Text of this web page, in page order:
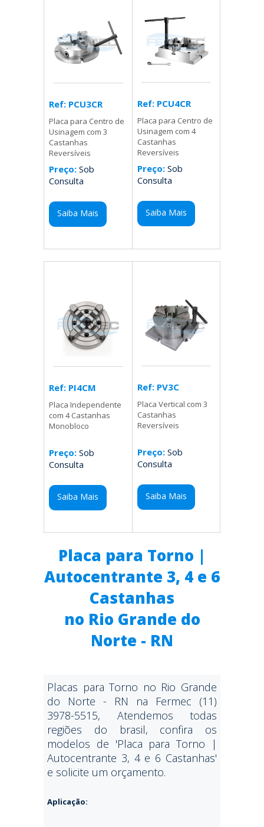
Ref: PCU3CR
Placa para Centro de
Usinagem com 3
Castanhas
Reversíveis
Preço: Sob
Consulta
Saiba Mais
Ref: PCU4CR
Placa para Centro de
Usinagem com 4
Castanhas
Reversíveis
Preço:Sob
Consulta
Saiba Mais
Ref: PI4CM
Placa Independente
com 4 Castanhas
Monobloco
Preço: Sob
Consulta
Saiba Mais
Ref: PV3C
Placa Vertical com 3
Castanhas
Reversíveis
Preço:Sob
Consulta
Saiba Mais
Placa para Torno |
Autocentrante 3, 4 e 6
Castanhas
no Rio Grande do
Norte - RN
Placas para Torno no Rio Grande
do Norte - RN na Fermec (11)
3978-5515, Atendemos todas
regiões do brasil, confira os
modelos de 'Placa para Torno |
Autocentrante 3, 4 e 6 Castanhas'
e solicite um orçamento.
Aplicação: